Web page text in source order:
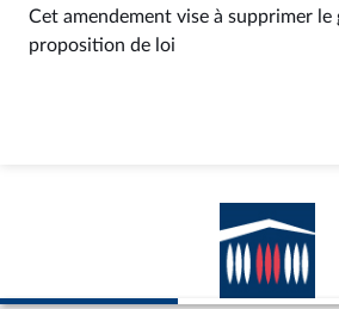
Cet amendement vise à supprimer le
proposition de loi